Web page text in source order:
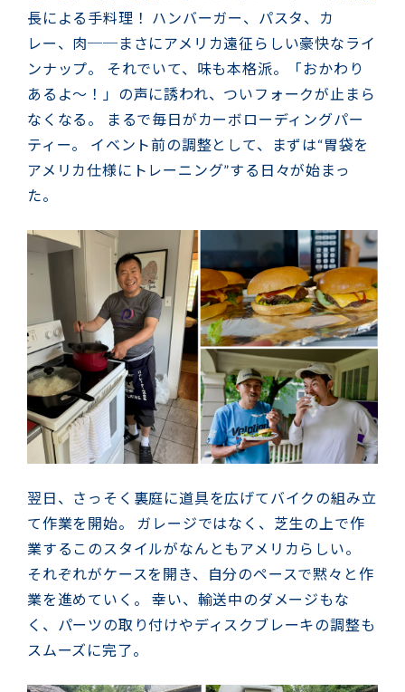
長による手料理！ ハンバーガー、パスタ、カ
レー、肉──まさにアメリカ遠征らしい豪快なライ
ンナップ。 それでいて、味も本格派。「おかわり
あるよ〜！」の声に誘われ、ついフォークが止まら
なくなる。 まるで毎日がカーボローディングパー
ティー。 イベント前の調整として、まずは“胃袋を
アメリカ仕様にトレーニング”する日々が始まっ
た。
翌日、さっそく裏庭に道具を広げてバイクの組み立
て作業を開始。 ガレージではなく、芝生の上で作
業するこのスタイルがなんともアメリカらしい。
それぞれがケースを開き、自分のペースで黙々と作
業を進めていく。 幸い、輸送中のダメージもな
く、パーツの取り付けやディスクブレーキの調整も
スムーズに完了。